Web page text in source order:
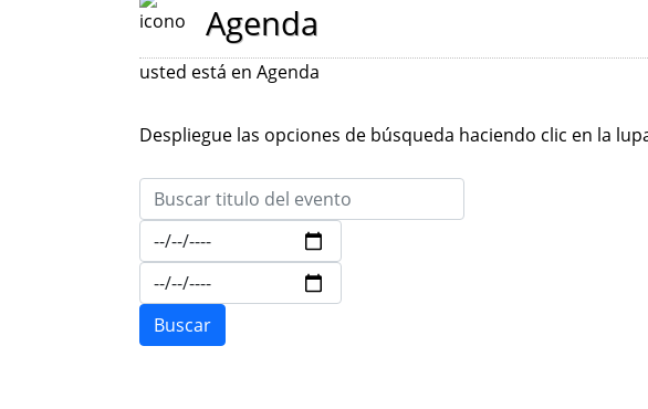
Agenda
usted está en Agenda
Despliegue las opciones de búsqueda haciendo clic en la